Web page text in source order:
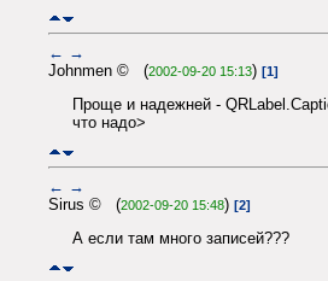
← →
Johnmen © (2002-09-20 15:13) [1]
Проще и надежней -
что надо>
← →
Sirus © (2002-09-20 15:48) [2]
А если там много записей???